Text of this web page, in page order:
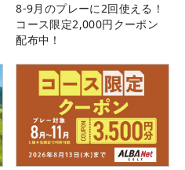
8-9月のプレーに2回使える！
コース限定2,000円クーポン
配布中！